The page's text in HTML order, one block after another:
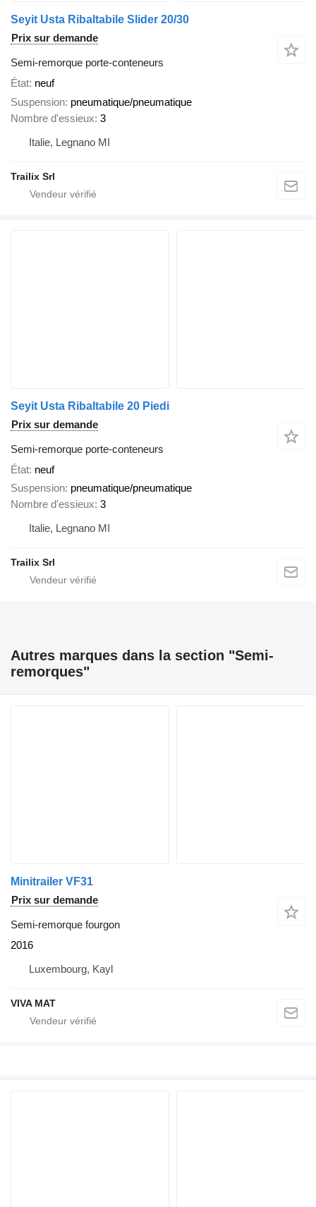
Seyit Usta Ribaltabile Slider 20/30
Prix sur demande
Semi-remorque porte-conteneurs
État neuf
Suspension pneumatique/pneumatique
Nombre d'essieux 3
Italie, Legnano MI
Trailix Srl
Seyit Usta Ribaltabile 20 Piedi
Prix sur demande
Semi-remorque porte-conteneurs
État neuf
Suspension pneumatique/pneumatique
Nombre d'essieux 3
Italie, Legnano MI
Trailix Srl
Autres marques dans la section "Semi-
remorques"
Minitrailer VF31
Prix sur demande
Semi-remorque fourgon
2016
Luxembourg, Kayl
VIVA MAT